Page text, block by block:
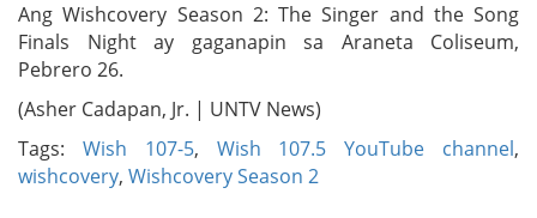
Ang Wishcovery Season 2: The Singer and the Song
Finals Night ay gaganapin sa Araneta Coliseum,
Pebrero 26.
(Asher Cadapan, Jr. | UNTV News)
Tags: Wish 107-5, Wish 107.5 YouTube channel,
wishcovery, Wishcovery Season 2